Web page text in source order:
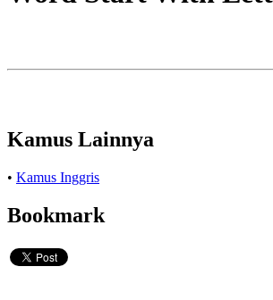
Kamus Lainnya
• Kamus Inggris
Bookmark